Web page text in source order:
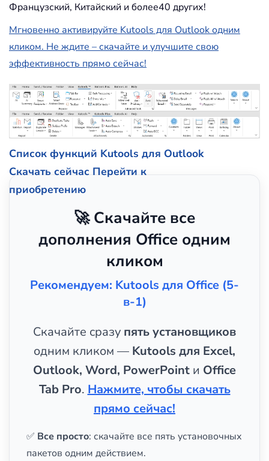
Французский, Китайский и более40 других!
Мгновенно активируйте Kutools для Outlook одним
кликом. Не ждите – скачайте и улучшите свою
эффективность прямо сейчас!
Список функций Kutools для Outlook
Скачать сейчас Перейти к
приобретению
🚀 Скачайте все
дополнения Office одним
кликом
Рекомендуем: Kutools для Office (5-
в-1)
Скачайте сразу пять установщиков
одним кликом — Kutools для Excel,
Outlook, Word, PowerPoint и Office
Tab Pro. Нажмите, чтобы скачать
прямо сейчас!
✅ Все просто: скачайте все пять установочных
пакетов одним действием.